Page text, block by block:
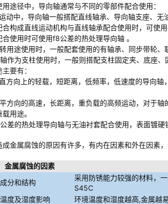
途径中，导向轴通常与不同的零部件配合使用：
运动中，导向轴一般搭配直线轴承、导向轴支座、无
构成直线运动机构与直线轴承配合使用时，可使
使用时可使用f8公差的热处理导向轴 。
转用途使用时，一般配套使用的有轴承、同步带轮、
轴作为支柱使用时，一般则搭配支柱固定夹、底座、
要有：
直方向上的轻载，短距离，低频率，低速度的导向
平方向的高速，长距离，重负载的高频运动，对于
用途。
差的热处理导向轴与无油衬套配合使用，表面镀硬
成金属腐蚀的原因有许多，有内在因素和外在因素
金属腐蚀的因素
分和结构
采用防锈能力较强的材料，
S45C
度及湿度影响
环境温度和湿度越高,金属越